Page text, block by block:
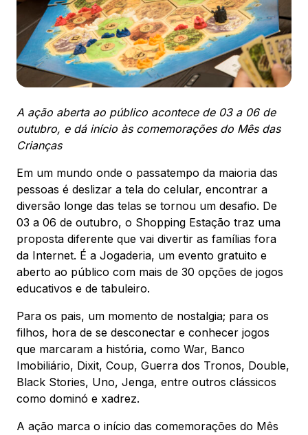
ENDEREÇO
Av. Sete de Setembro, 2775 - Rebouças -
Curitiba, PR - CEP: 80230010
Ver local
CONTATO
WhatsApp
Comodidades Cinema
Mapa Virtual
A ação aberta ao público acontece de 03 a 06 de
outubro, e dá início às comemorações do Mês das
Crianças
Em um mundo onde o passatempo da maioria das
pessoas é deslizar a tela do celular, encontrar a
diversão longe das telas se tornou um desafio. De
03 a 06 de outubro, o Shopping Estação traz uma
proposta diferente que vai divertir as famílias fora
da Internet. É a Jogaderia, um evento gratuito e
aberto ao público com mais de 30 opções de jogos
educativos e de tabuleiro.
Para os pais, um momento de nostalgia; para os
filhos, hora de se desconectar e conhecer jogos
que marcaram a história, como War, Banco
Imobiliário, Dixit, Coup, Guerra dos Tronos, Double,
Black Stories, Uno, Jenga, entre outros clássicos
como dominó e xadrez.
A ação marca o início das comemorações do Mês